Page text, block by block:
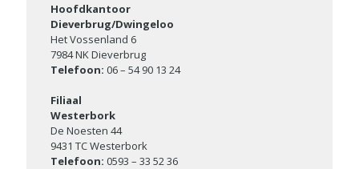
Hoofdkantoor
Dieverbrug/Dwingeloo
Het Vossenland 6
7984 NK Dieverbrug
Telefoon: 06 – 54 90 13 24
Filiaal
Westerbork
De Noesten 44
9431 TC Westerbork
Telefoon: 0593 – 33 52 36